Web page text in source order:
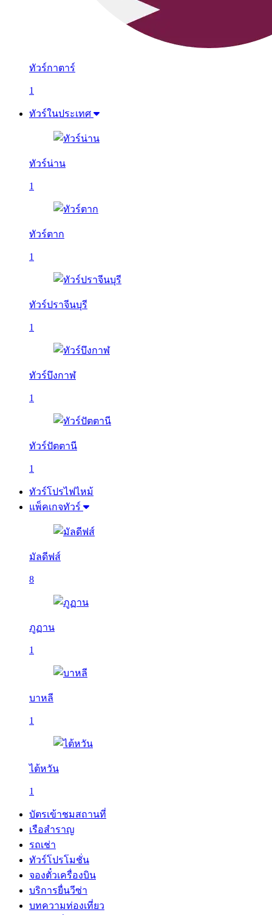
ทัวร์กาตาร์
1
ทัวร์ในประเทศ
ทัวร์น่าน
1
ทัวร์ตาก
1
ทัวร์ปราจีนบุรี
1
ทัวร์บึงกาฬ
1
ทัวร์ปัตตานี
1
ทัวร์โปรไฟไหม้
แพ็คเกจทัวร์
มัลดีฟส์
8
ภูฏาน
1
บาหลี
1
ไต้หวัน
1
บัตรเข้าชมสถานที่
เรือสำราญ
รถเช่า
ทัวร์โปรโมชั่น
จองตั๋วเครื่องบิน
บริการยื่นวีซ่า
บทความท่องเที่ยว